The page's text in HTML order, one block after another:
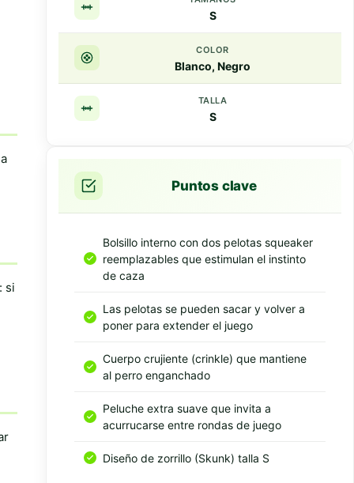
si
S
COLOR
Blanco, Negro
TALLA
S
Puntos clave
Bolsillo interno con dos pelotas squeaker
reemplazables que estimulan el instinto
de caza
Las pelotas se pueden sacar y volver a
poner para extender el juego
Cuerpo crujiente (crinkle) que mantiene
al perro enganchado
Peluche extra suave que invita a
acurrucarse entre rondas de juego
Diseño de zorrillo (Skunk) talla S